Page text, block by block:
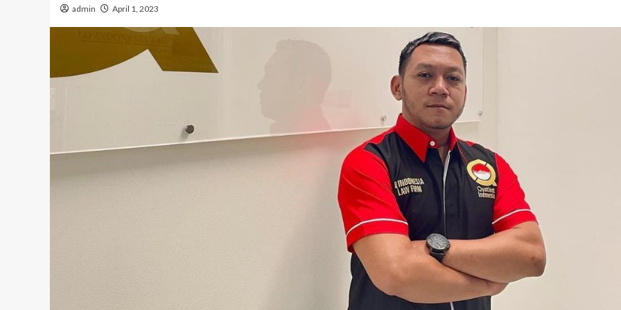
admin April 1, 2023Dalam Gerakan Nurani Bangsa Di
Rumah Griya Gusdur
September 4, 2025
admin Agustus 31, 2025
Polri Kerahkan 372 Taruna Akpol
Dampingi Siswa Di 73 Sekolah Rakyat
Bersama Taruna TNI
Pendidikan
Polri Gelar Dialog Penguatan Internal
Untuk Hadapi Ancaman Love Scamming
Di Era Digital
admin Agustus 5, 2026
Pegawai PPPK Lakukan KDRT Terhadap
Berita Polisi Kriminal
Gerak Cepat Tim Opsnal Gabungan
Resmob Dan Reskrim Polsek Jatiwung